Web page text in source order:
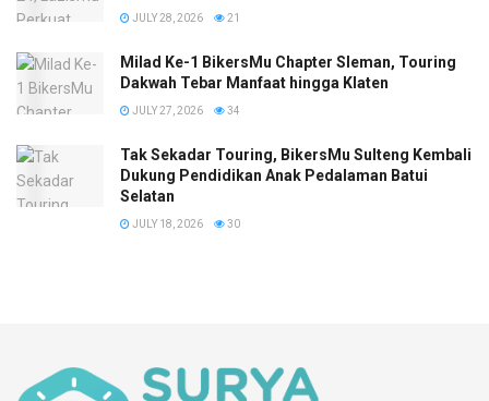
JULY 28, 2026 21
Milad Ke-1 BikersMu Chapter Sleman, Touring
Dakwah Tebar Manfaat hingga Klaten
JULY 27, 2026 34
Tak Sekadar Touring, BikersMu Sulteng Kembali
Dukung Pendidikan Anak Pedalaman Batui
Selatan
JULY 18, 2026 30